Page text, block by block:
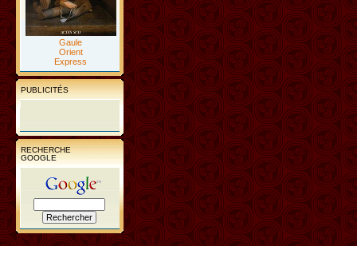
Gaule
Orient
Express
PUBLICITÉS
RECHERCHE
GOOGLE